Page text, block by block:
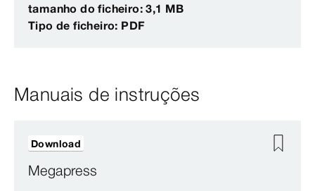
tamanho do ficheiro: 3,1 MB
Tipo de ficheiro: PDF
Manuais de instruções
Megapress
Download